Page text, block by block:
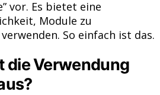
vor. Es bietet eine
Module zu
So einfach ist das.
die Verwendung